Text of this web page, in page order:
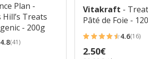
Plan -
Treats
- 200g
4.8(41)
Vitakraft -
Pâté de Foie -
4.6
étoiles
4.6(16)
Prix
2.50€